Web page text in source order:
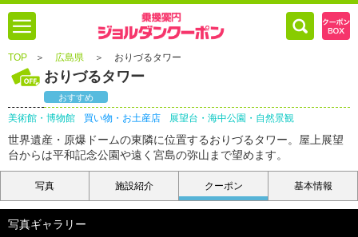
TOP ＞ 広島県 ＞ おりづるタワー
おりづるタワー
おすすめ
美術館・博物館 買い物・お土産店 展望台・海中公園・自然景観
世界遺産・原爆ドームの東隣に位置するおりづるタワー。屋上展望
台からは平和記念公園や遠く宮島の弥山まで望めます。
写真 施設紹介 クーポン 基本情報
写真ギャラリー